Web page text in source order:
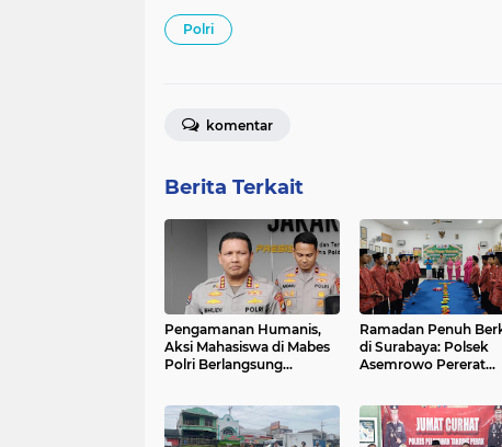
Polri
komentar
Berita Terkait
Pengamanan Humanis,
Aksi Mahasiswa di Mabes
Polri Berlangsung
Ramadan Penuh
di Surabaya: Polsek
Asemrowo Pererat